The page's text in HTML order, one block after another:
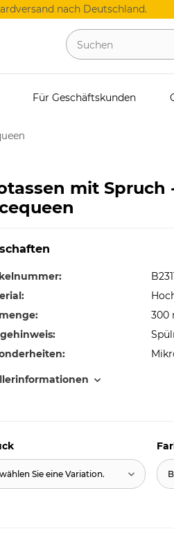
nach Deutschland.
Für Geschäftskunden
mit Spruch
300
Sie eine Variation.